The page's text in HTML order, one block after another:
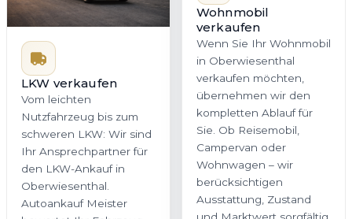
LKW verkaufen
Vom leichten
Nutzfahrzeug bis zum
schweren LKW: Wir sind
Ihr Ansprechpartner für
den LKW-Ankauf in
Oberwiesenthal.
Autoankauf Meister
Wohnmobil
verkaufen
Wenn Sie Ihr Wohnmobil
in Oberwiesenthal
verkaufen möchten,
übernehmen wir den
kompletten Ablauf für
Sie. Ob Reisemobil,
Campervan oder
Wohnwagen – wir
berücksichtigen
Ausstattung, Zustand